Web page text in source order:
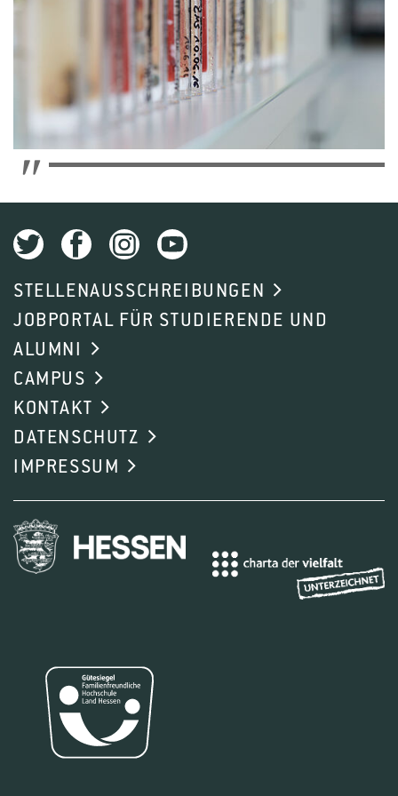
Studiengängen tätig. Neben der hochschulrelevanten
Lehre im Studiengang Getränketechnologie erfolgt im
Getränkezentrum der Hochschule auch die
praktische Ausbildung der Bundesfachklasse für
Fruchtsafttechnik in Zusammenarbeit mit der
Berufsschule Geisenheim.
Forschungsaktivitäten des Instituts sind sowohl die
Technologie als auch die physikalisch-chemische
Charakterisierung alkoholfreier und alkoholischer
Getränke. Hauptarbeitsgebiete sind Produktqualität,
Sensorik, technologische Beeinflussung von
technologischer Verfahren sowie die analytische
Methodenentwicklung stehen im Fokus.
Zur analytischen Ausstattung gehören UV/VIS-
Infrarotspektroskopie (FTIR), Totalreflexions-
Röntgenfluoreszenz-Spektroskopie (TXRF), AAS, ICP-
MS, Chromatografie und Massenspektrometrie
Erfrischungsgetränke, Fruchtweine, Biere und
Spirituosen im Rahmen von Forschung und Lehre mit
industrienahen Anlagen hergestellt und abgefüllt.
STELLENAUSSCHREIBUNGEN
JOBPORTAL FÜR STUDIERENDE UND
ALUMNI
CAMPUS
KONTAKT
DATENSCHUTZ
IMPRESSUM